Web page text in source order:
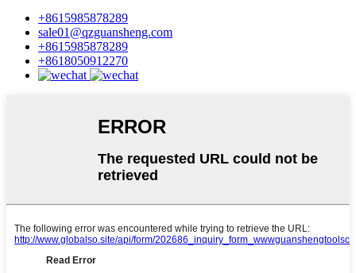
+8615985878289
sale01@qzguansheng.com
+8615985878289
+8618050912270